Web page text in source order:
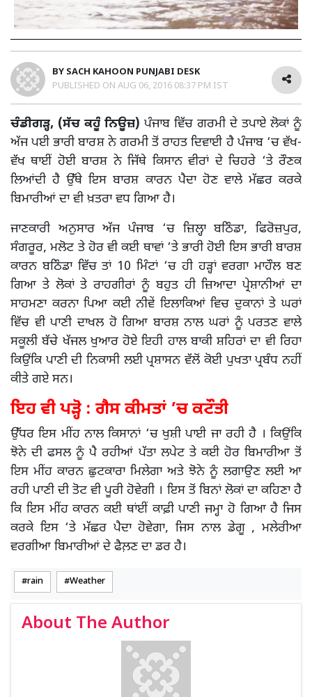
BY SACH KAHOON PUNJABI DESK
PUBLISHED ON AUG 06, 2016 08:37 PM IST
ਚੰਡੀਗੜ੍ਹ, (ਸੱਚ ਕਹੂੰ ਨਿਊਜ਼) ਪੰਜਾਬ ਵਿੱਚ ਗਰਮੀ ਦੇ ਤਪਾਏ ਲੋਕਾਂ ਨੂੰ
ਅੱਜ ਪਈ ਭਾਰੀ ਬਾਰਸ਼ ਨੇ ਗਰਮੀ ਤੋਂ ਰਾਹਤ ਦਿਵਾਈ ਹੈ ਪੰਜਾਬ ‘ਚ ਵੱਖ-
ਵੱਖ ਥਾਈਂ ਹੋਈ ਬਾਰਸ਼ ਨੇ ਜਿੱਥੇ ਕਿਸਾਨ ਵੀਰਾਂ ਦੇ ਚਿਹਰੇ ‘ਤੇ ਰੌਣਕ
ਲਿਆਂਦੀ ਹੈ ਉੱਥੇ ਇਸ ਬਾਰਸ਼ ਕਾਰਨ ਪੈਦਾ ਹੋਣ ਵਾਲੇ ਮੱਛਰ ਕਰਕੇ
ਬਿਮਾਰੀਆਂ ਦਾ ਵੀ ਖ਼ਤਰਾ ਵਧ ਗਿਆ ਹੈ।
ਜਾਣਕਾਰੀ ਅਨੁਸਾਰ ਅੱਜ ਪੰਜਾਬ ‘ਚ ਜ਼ਿਲ੍ਹਾ ਬਠਿੰਡਾ, ਫਿਰੋਜ਼ਪੁਰ,
ਸੰਗਰੂਰ, ਮਲੋਟ ਤੇ ਹੋਰ ਵੀ ਕਈ ਥਾਵਾਂ ‘ਤੇ ਭਾਰੀ ਹੋਈ ਇਸ ਭਾਰੀ ਬਾਰਸ਼
ਕਾਰਨ ਬਠਿੰਡਾ ਵਿੱਚ ਤਾਂ 10 ਮਿੰਟਾਂ ‘ਚ ਹੀ ਹੜ੍ਹਾਂ ਵਰਗਾ ਮਾਹੌਲ ਬਣ
ਗਿਆ ਤੇ ਲੋਕਾਂ ਤੇ ਰਾਹਗੀਰਾਂ ਨੂੰ ਬਹੁਤ ਹੀ ਜ਼ਿਆਦਾ ਪ੍ਰੇਸ਼ਾਨੀਆਂ ਦਾ
ਸਾਹਮਣਾ ਕਰਨਾ ਪਿਆ ਕਈ ਨੀਵੇਂ ਇਲਾਕਿਆਂ ਵਿਚ ਦੁਕਾਨਾਂ ਤੇ ਘਰਾਂ
ਵਿੱਚ ਵੀ ਪਾਣੀ ਦਾਖਲ ਹੋ ਗਿਆ ਬਾਰਸ਼ ਨਾਲ ਘਰਾਂ ਨੂੰ ਪਰਤਣ ਵਾਲੇ
ਸਕੂਲੀ ਬੱਚੇ ਖੱਜਲ ਖੁਆਰ ਹੋਏ ਇਹੀ ਹਾਲ ਬਾਕੀ ਸ਼ਹਿਰਾਂ ਦਾ ਵੀ ਰਿਹਾ
ਕਿਉਂਕਿ ਪਾਣੀ ਦੀ ਨਿਕਾਸੀ ਲਈ ਪ੍ਰਸ਼ਾਸਨ ਵੱਲੋਂ ਕੋਈ ਪੁਖਤਾ ਪ੍ਰਬੰਧ ਨਹੀਂ
ਕੀਤੇ ਗਏ ਸਨ।
ਇਹ ਵੀ ਪੜ੍ਹੋ : ਗੈਸ ਕੀਮਤਾਂ ’ਚ ਕਟੌਤੀ
ਉੱਧਰ ਇਸ ਮੀਂਹ ਨਾਲ ਕਿਸਾਨਾਂ ‘ਚ ਖੁਸ਼ੀ ਪਾਈ ਜਾ ਰਹੀ ਹੈ । ਕਿਉਂਕਿ
ਝੋਨੇ ਦੀ ਫਸਲ ਨੂੰ ਪੈ ਰਹੀਆਂ ਪੱਤਾ ਲਪੇਟ ਤੇ ਕਈ ਹੋਰ ਬਿਮਾਰੀਆ ਤੋਂ
ਇਸ ਮੀਂਹ ਕਾਰਨ ਛੁਟਕਾਰਾ ਮਿਲੇਗਾ ਅਤੇ ਝੋਨੇ ਨੂੰ ਲਗਾਉਣ ਲਈ ਆ
ਰਹੀ ਪਾਣੀ ਦੀ ਤੋਟ ਵੀ ਪੂਰੀ ਹੋਵੇਗੀ । ਇਸ ਤੋਂ ਬਿਨਾਂ ਲੋਕਾਂ ਦਾ ਕਹਿਣਾ ਹੈ
ਕਿ ਇਸ ਮੀਂਹ ਕਾਰਨ ਕਈ ਥਾਂਈਂ ਕਾਫ਼ੀ ਪਾਣੀ ਜਮ੍ਹਾ ਹੋ ਗਿਆ ਹੈ ਜਿਸ
ਕਰਕੇ ਇਸ ‘ਤੇ ਮੱਛਰ ਪੈਦਾ ਹੋਵੇਗਾ, ਜਿਸ ਨਾਲ ਡੇਗੂ , ਮਲੇਰੀਆ
ਵਰਗੀਆ ਬਿਮਾਰੀਆਂ ਦੇ ਫੈਲ਼ਣ ਦਾ ਡਰ ਹੈ।
rain Weather
About The Author